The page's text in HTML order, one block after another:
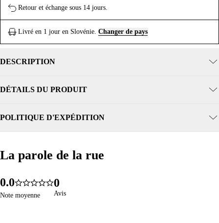
Retour et échange sous 14 jours.
Livré en 1 jour en Slovénie. Changer de pays
DESCRIPTION
DÉTAILS DU PRODUIT
POLITIQUE D'EXPÉDITION
La parole de la rue
La parole de la rue
0
1
.0
1
4.9
Note moyenne
Note moyenne
0
1
18
Avis
Avis